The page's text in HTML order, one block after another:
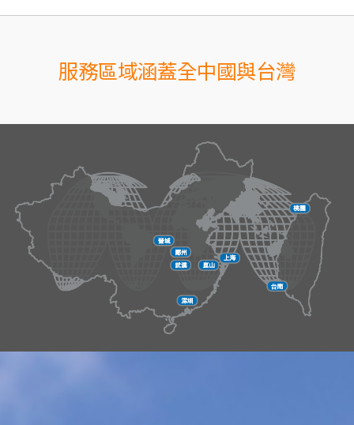
服務區域涵蓋全中國與台灣